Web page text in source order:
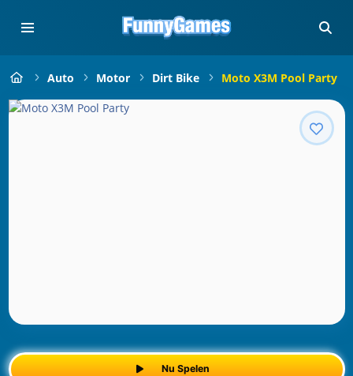
Auto Motor Dirt Bike Moto X3M Pool Party
Nu Spelen